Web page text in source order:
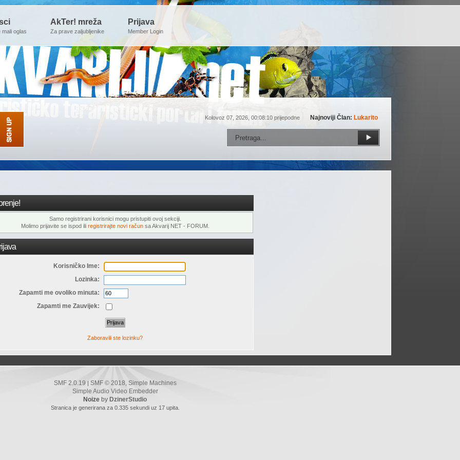
mali oglas
AkTer! mreža
Za prave zaljubljenike
Prijava
Member Login
Kolovoz 07, 2026, 00:08:10 prijepodne Najnoviji Član: Lukarito
Samo registrirani korisnici mogu pristupiti ovoj sekciji.
Molimo prijavite se ispod ili registrirajte novi računsa Akvarij NET - FORUM.
Korisničko Ime:
Lozinka:
Zapamti me ovoliko minuta:
Zapamti me Zauvijek:
Zaboravili ste lozinku?
SMF 2.0.19 SMF © 2018 Simple Machines
Simple Audio Video Embedder
Noize by DzinerStudio
Stranica je generirana za 0.335 sekundi uz 17 upita.